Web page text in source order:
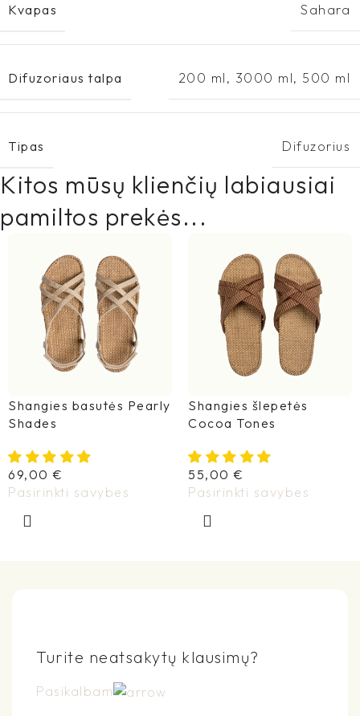
Kvapas Sahara
Difuzoriaus talpa 200 ml , 3000 ml, 500 ml
Tipas Difuzorius
Kitos mūsų klienčių labiausiai
pamiltos prekės...
Shangies basutės Pearly
Shades
69,00 €
Pasirinkti savybes
Shangies šlepetės
Cocoa Tones
55,00 €
Pasirinkti savybes
Turite neatsakytų klausimų?
Pasikalbam